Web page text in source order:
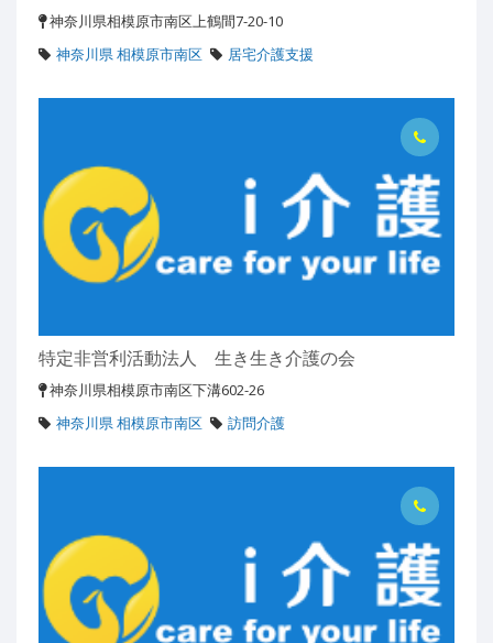
神奈川県相模原市南区上鶴間7-20-10
神奈川県 相模原市南区
居宅介護支援
特定非営利活動法人 生き生き介護の会
神奈川県相模原市南区下溝602-26
神奈川県 相模原市南区
訪問介護